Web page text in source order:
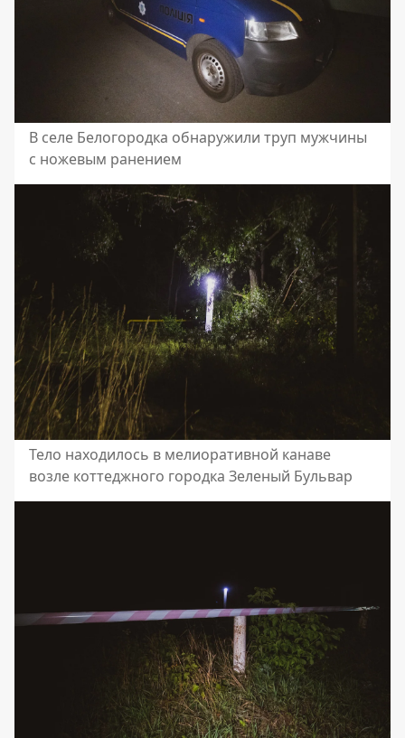
В селе Белогородка обнаружили труп мужчины
с ножевым ранением
Тело находилось в мелиоративной канаве
возле коттеджного городка Зеленый Бульвар